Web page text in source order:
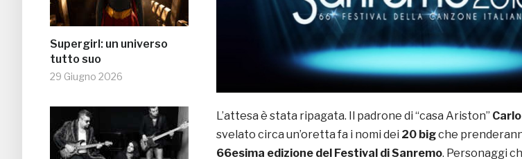
Supergirl: un universo
tutto suo
29 Giugno 2026
L’attesa è stata ripagata. Il padrone di “casa Ariston”
svelato circa un’oretta fa i nomi dei 20 bigche
66esima edizione del Festival di Sanremo. Personaggi